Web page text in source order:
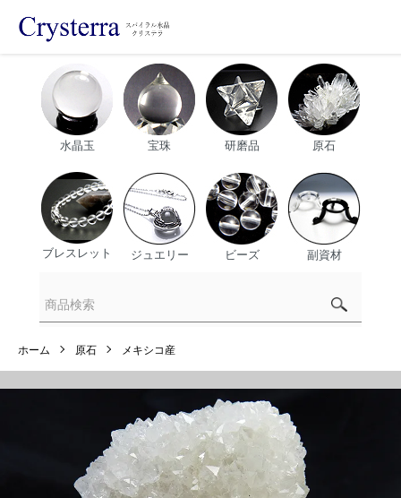
水晶玉 宝珠 研磨品 原石
ブレスレット ジュエリー ビーズ 副資材
ホーム 原石 メキシコ産